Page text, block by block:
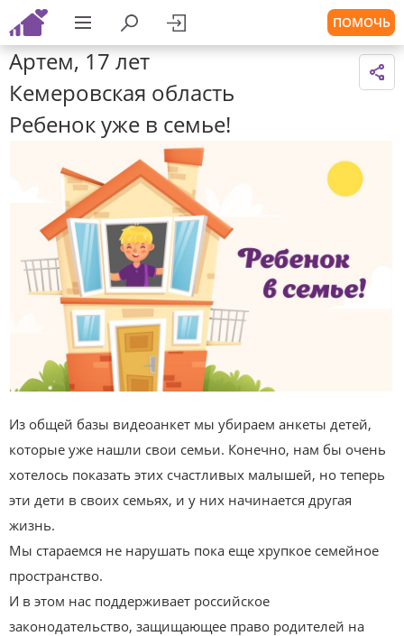
ПОМОЧЬ
Артем, 17 лет
Кемеровская область
Ребенок уже в семье!
Из общей базы видеоанкет мы убираем анкеты детей,
которые уже нашли свои семьи. Конечно, нам бы очень
хотелось показать этих счастливых малышей, но теперь
эти дети в своих семьях, и у них начинается другая
жизнь.
Мы стараемся не нарушать пока еще хрупкое семейное
пространство.
И в этом нас поддерживает российское
законодательство, защищающее право родителей на